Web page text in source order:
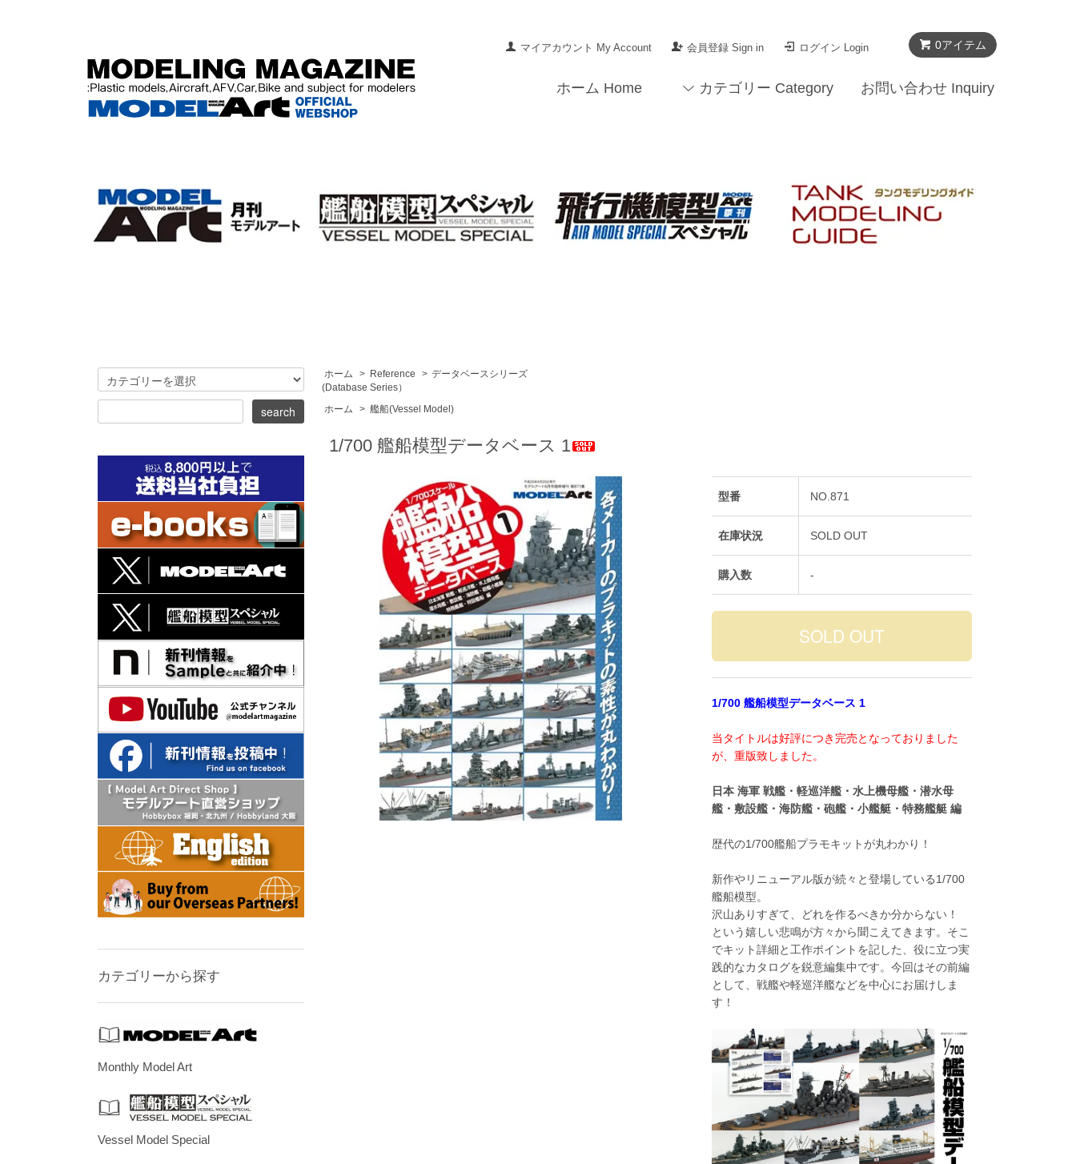
0アイテム
マイアカウント My Account 会員登録 Sign in ログイン Login
ホーム Home カテゴリー Category お問い合わせ Inquiry
ホーム > Reference > データベースシリーズ
(Database Series）
ホーム
> 艦船(Vessel Model)
1/700 艦船模型データベース 1
型番 NO.871
在庫状況 SOLD OUT
購入数 -
1/700 艦船模型データベース 1
当タイトルは好評につき完売となっておりました
が、重版致しました。
日本 海軍 戦艦・軽巡洋艦・水上機母艦・潜水母
艦・敷設艦・海防艦・砲艦・小艦艇・特務艦艇 編
歴代の1/700艦船プラモキットが丸わかり！
新作やリニューアル版が続々と登場している1/700
艦船模型。
沢山ありすぎて、どれを作るべきか分からない！
という嬉しい悲鳴が方々から聞こえてきます。そこ
でキット詳細と工作ポイントを記した、役に立つ実
践的なカタログを鋭意編集中です。今回はその前編
として、戦艦や軽巡洋艦などを中心にお届けしま
す！
カテゴリーから探す
Monthly Model Art
Vessel Model Special